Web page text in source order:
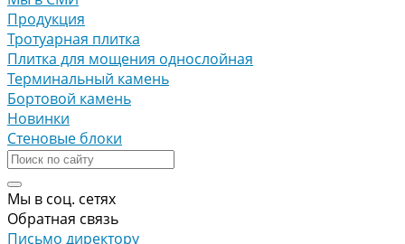
Продукция
Тротуарная плитка
Плитка для мощения однослойная
Терминальный камень
Бортовой камень
Новинки
Стеновые блоки
Мы в соц. сетях
Обратная связь
Письмо директору